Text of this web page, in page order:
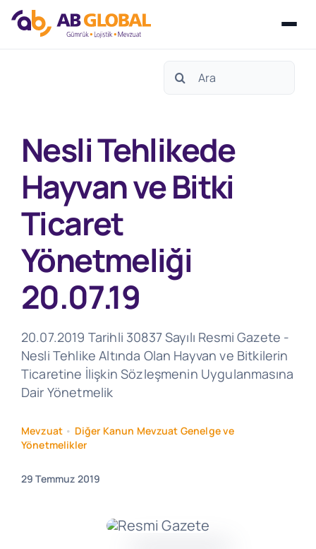
Search
Nesli Tehlikede
Hayvan ve Bitki
Ticaret
Yönetmeliği
20.07.19
20.07.2019 Tarihli 30837 Sayılı Resmi Gazete -
Nesli Tehlike Altında Olan Hayvan ve Bitkilerin
Ticaretine İlişkin Sözleşmenin Uygulanmasına
Dair Yönetmelik
Mevzuat • Diğer Kanun Mevzuat Genelge ve
Yönetmelikler
29 Temmuz 2019